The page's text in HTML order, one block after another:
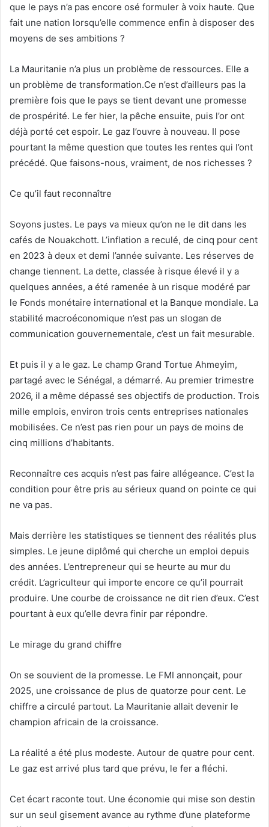
que le pays n’a pas encore osé formuler à voix haute. Que
fait une nation lorsqu’elle commence enfin à disposer des
moyens de ses ambitions ?
La Mauritanie n’a plus un problème de ressources. Elle a
un problème de transformation.Ce n’est d’ailleurs pas la
première fois que le pays se tient devant une promesse
de prospérité. Le fer hier, la pêche ensuite, puis l’or ont
déjà porté cet espoir. Le gaz l’ouvre à nouveau. Il pose
pourtant la même question que toutes les rentes qui l’ont
précédé. Que faisons-nous, vraiment, de nos richesses ?
Ce qu’il faut reconnaître
Soyons justes. Le pays va mieux qu’on ne le dit dans les
cafés de Nouakchott. L’inflation a reculé, de cinq pour cent
en 2023 à deux et demi l’année suivante. Les réserves de
change tiennent. La dette, classée à risque élevé il y a
quelques années, a été ramenée à un risque modéré par
le Fonds monétaire international et la Banque mondiale. La
stabilité macroéconomique n’est pas un slogan de
communication gouvernementale, c’est un fait mesurable.
Et puis il y a le gaz. Le champ Grand Tortue Ahmeyim,
partagé avec le Sénégal, a démarré. Au premier trimestre
2026, il a même dépassé ses objectifs de production. Trois
mille emplois, environ trois cents entreprises nationales
mobilisées. Ce n’est pas rien pour un pays de moins de
cinq millions d’habitants.
Reconnaître ces acquis n’est pas faire allégeance. C’est la
condition pour être pris au sérieux quand on pointe ce qui
ne va pas.
Mais derrière les statistiques se tiennent des réalités plus
simples. Le jeune diplômé qui cherche un emploi depuis
des années. L’entrepreneur qui se heurte au mur du
crédit. L’agriculteur qui importe encore ce qu’il pourrait
produire. Une courbe de croissance ne dit rien d’eux. C’est
pourtant à eux qu’elle devra finir par répondre.
Le mirage du grand chiffre
On se souvient de la promesse. Le FMI annonçait, pour
2025, une croissance de plus de quatorze pour cent. Le
chiffre a circulé partout. La Mauritanie allait devenir le
champion africain de la croissance.
La réalité a été plus modeste. Autour de quatre pour cent.
Le gaz est arrivé plus tard que prévu, le fer a fléchi.
Cet écart raconte tout. Une économie qui mise son destin
sur un seul gisement avance au rythme d’une plateforme